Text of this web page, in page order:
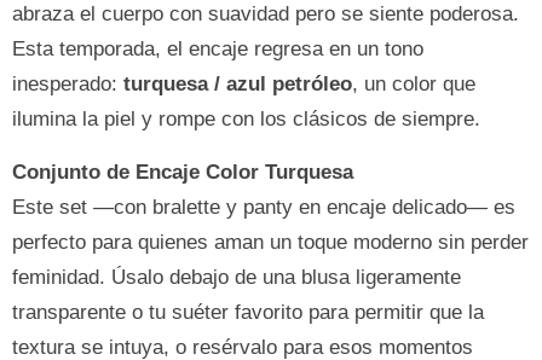
abraza el cuerpo con suavidad pero se siente poderosa.
Esta temporada, el encaje regresa en un tono
inesperado: turquesa / azul petróleo, un color que
ilumina la piel y rompe con los clásicos de siempre.
Conjunto de Encaje Color Turquesa
Este set —con bralette y panty en encaje delicado— es
perfecto para quienes aman un toque moderno sin perder
feminidad. Úsalo debajo de una blusa ligeramente
transparente o tu suéter favorito para permitir que la
textura se intuya, o resérvalo para esos momentos